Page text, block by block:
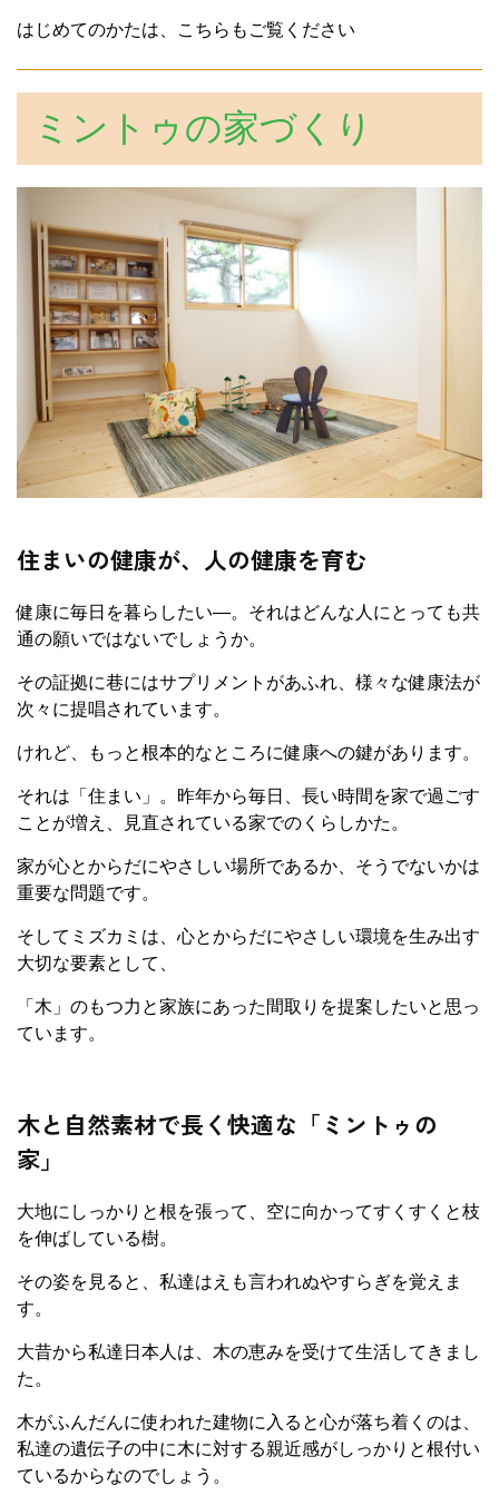
はじめてのかたは、こちらもご覧ください
ミントゥの家づくり
住まいの健康が、人の健康を育む
健康に毎日を暮らしたい―。それはどんな人にとっても共
通の願いではないでしょうか。
その証拠に巷にはサプリメントがあふれ、様々な健康法が
次々に提唱されています。
けれど、もっと根本的なところに健康への鍵があります。
それは「住まい」。昨年から毎日、長い時間を家で過ごす
ことが増え、見直されている家でのくらしかた。
家が心とからだにやさしい場所であるか、そうでないかは
重要な問題です。
そしてミズカミは、心とからだにやさしい環境を生み出す
大切な要素として、
「木」のもつ力と家族にあった間取りを提案したいと思っ
ています。
木と自然素材で長く快適な「ミントゥの
家」
大地にしっかりと根を張って、空に向かってすくすくと枝
を伸ばしている樹。
その姿を見ると、私達はえも言われぬやすらぎを覚えま
す。
大昔から私達日本人は、木の恵みを受けて生活してきまし
た。
木がふんだんに使われた建物に入ると心が落ち着くのは、
私達の遺伝子の中に木に対する親近感がしっかりと根付い
ているからなのでしょう。